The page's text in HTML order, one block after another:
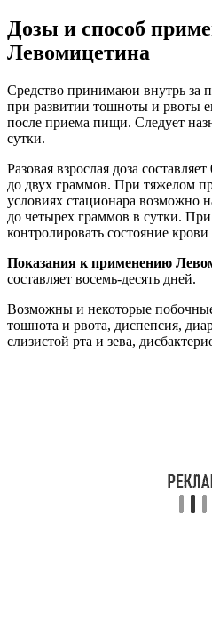
Дозы и способ
Левомицетина
Средство принимаюи внутрь за
при развитии тошноты и рвоты
после приема пищи. Следует
сутки.
Разовая взрослая доза
до двух граммов. При тяжелом
условиях стационара возможно
до четырех граммов в сутки. При
контролировать состояние
Показания к применению
составляет восемь-десять дней.
Возможны и некоторые
тошнота и рвота, диспепсия,
слизистой рта и зева,